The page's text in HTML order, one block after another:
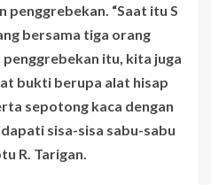
penggrebekan. “Saat itu S
bersama tiga orang
itu, kita juga
bukti berupa alat hisap
sepotong kaca dengan
sisa-sisa sabu-sabu
R. Tarigan.